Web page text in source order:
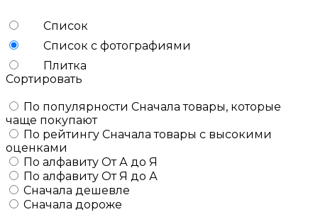
Список
Список с фотографиями
Плитка
Сортировать
По популярности Сначала товары, которые
чаще покупают
По рейтингу Сначала товары с высокими
оценками
По алфавиту От А до Я
По алфавиту От Я до А
Сначала дешевле
Сначала дороже